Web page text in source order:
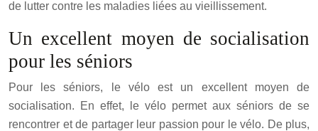
de lutter contre les maladies liées au vieillissement.
Un excellent moyen de socialisation
pour les séniors
Pour les séniors, le vélo est un excellent moyen de
socialisation. En effet, le vélo permet aux séniors de se
rencontrer et de partager leur passion pour le vélo. De plus,